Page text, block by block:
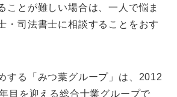
ことが難しい場合は、一人で悩ま
・司法書士に相談することをおす
する「みつ葉グループ」は、2012
目を迎える総合士業グループで